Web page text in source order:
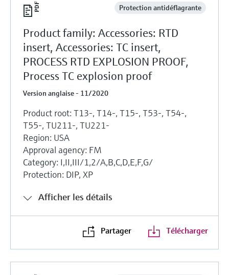
Protection antidéflagrante
Product family: Accessories: RTD
insert, Accessories: TC insert,
PROCESS RTD EXPLOSION PROOF,
Process TC explosion proof
Version anglaise - 11/2020
Product root: T13-, T14-, T15-, T53-, T54-,
T55-, TU211-, TU221-
Region: USA
Approval agency: FM
Category: I,II,III/1,2/A,B,C,D,E,F,G/
Protection: DIP, XP
Afficher les détails
Partager Télécharger